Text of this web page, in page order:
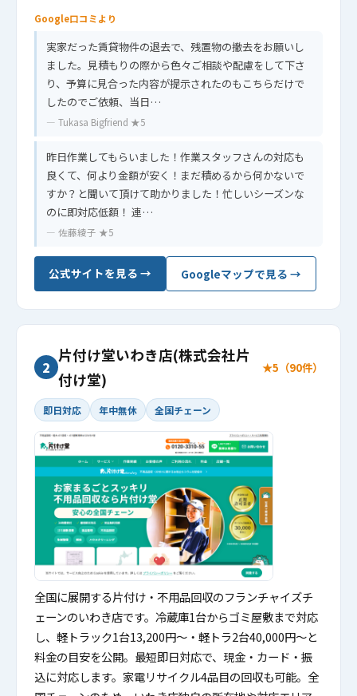
Google口コミより
実家だった賃貸物件の退去で、残置物の撤去をお願いし
ました。見積もりの際から色々ご相談や配慮をして下さ
り、予算に見合った内容が提示されたのもこちらだけで
したのでご依頼、当日…
— Tukasa Bigfriend ★5
昨日作業してもらいました！作業スタッフさんの対応も
良くて、何より金額が安く！まだ積めるから何かないで
すか？と聞いて頂けて助かりました！忙しいシーズンな
のに即対応低額！ 連…
— 佐藤綾子 ★5
公式サイトを見る → Googleマップで見る →
2
片付け堂いわき店(株式会社片
付け堂)
★5（90件）
即日対応 年中無休 全国チェーン
全国に展開する片付け・不用品回収のフランチャイズチ
ェーンのいわき店です。冷蔵庫1台からゴミ屋敷まで対応
し、軽トラック1台13,200円〜・軽トラ2台40,000円〜と
料金の目安を公開。最短即日対応で、現金・カード・振
込に対応します。家電リサイクル4品目の回収も可能。全